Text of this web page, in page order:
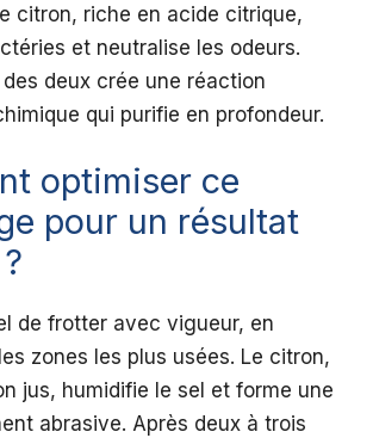
citron, riche en acide citrique,
et neutralise les odeurs.
des deux crée une réaction
qui purifie en profondeur.
optimiser ce
pour un résultat
de frotter avec vigueur, en
zones les plus usées. Le citron,
jus, humidifie le sel et forme une
abrasive. Après deux à trois